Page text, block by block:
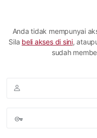
Anda tidak mempunyai
Sila beli akses di sini,
sudah